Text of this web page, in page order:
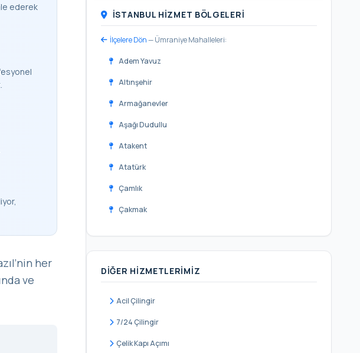
ederek
her
ve
İSTANBUL HIZMET BÖLGELERI
İlçelere Dön— Ümraniye Mahalleleri:
Adem Yavuz
Altınşehir
Armağanevler
Aşağı Dudullu
Atakent
Atatürk
Çamlık
Çakmak
Elmalıkent
Esenevler
DIĞER HIZMETLERIMIZ
Acil Çilingir
7/24 Çilingir
Çelik Kapı Açımı